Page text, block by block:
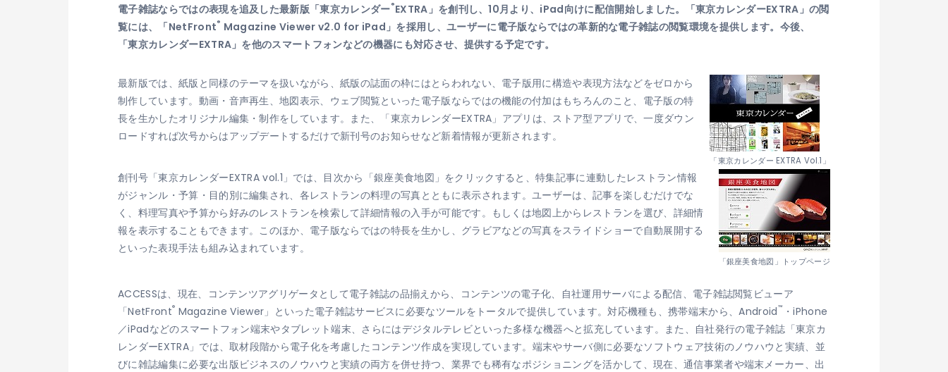
電子雑誌ならではの表現を追及した最新版「東京カレンダー®EXTRA」を創刊し、10月より、iPad向けに配信開始しました。「東京カレンダーEXTRA」の閲
覧には、「NetFront® Magazine Viewer v2.0 for iPad」を採用し、ユーザーに電子版ならではの革新的な電子雑誌の閲覧環境を提供します。今後、
「東京カレンダーEXTRA」を他のスマートフォンなどの機器にも対応させ、提供する予定です。
「東京カレンダー EXTRA Vol.1」
最新版では、紙版と同様のテーマを扱いながら、紙版の誌面の枠にはとらわれない、電子版用に構造や表現方法などをゼロから
制作しています。動画・音声再生、地図表示、ウェブ閲覧といった電子版ならではの機能の付加はもちろんのこと、電子版の特
長を生かしたオリジナル編集・制作をしています。また、「東京カレンダーEXTRA」アプリは、ストア型アプリで、一度ダウン
ロードすれば次号からはアップデートするだけで新刊号のお知らせなど新着情報が更新されます。
「銀座美食地図」トップページ
創刊号「東京カレンダーEXTRA vol.1」では、目次から「銀座美食地図」をクリックすると、特集記事に連動したレストラン情報
がジャンル・予算・目的別に編集され、各レストランの料理の写真とともに表示されます。ユーザーは、記事を楽しむだけでな
く、料理写真や予算から好みのレストランを検索して詳細情報の入手が可能です。もしくは地図上からレストランを選び、詳細情
報を表示することもできます。このほか、電子版ならではの特長を生かし、グラビアなどの写真をスライドショーで自動展開する
といった表現手法も組み込まれています。
ACCESSは、現在、コンテンツアグリゲータとして電子雑誌の品揃えから、コンテンツの電子化、自社運用サーバによる配信、電子雑誌閲覧ビューア
「NetFront® Magazine Viewer」といった電子雑誌サービスに必要なツールをトータルで提供しています。対応機種も、携帯端末から、Android™ ・iPhone
／iPadなどのスマートフォン端末やタブレット端末、さらにはデジタルテレビといった多様な機器へと拡充しています。また、自社発行の電子雑誌「東京カ
レンダーEXTRA」では、取材段階から電子化を考慮したコンテンツ作成を実現しています。端末やサーバ側に必要なソフトウェア技術のノウハウと実績、並
びに雑誌編集に必要な出版ビジネスのノウハウと実績の両方を併せ持つ、業界でも稀有なポジショニングを活かして、現在、通信事業者や端末メーカー、出